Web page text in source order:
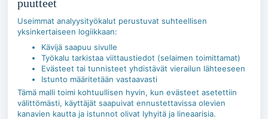
puutteet
Useimmat analyysityökalut perustuvat suhteellisen
yksinkertaiseen logiikkaan:
Kävijä saapuu sivulle
Työkalu tarkistaa viittaustiedot (selaimen toimittamat)
Evästeet tai tunnisteet yhdistävät vierailun lähteeseen
Istunto määritetään vastaavasti
Tämä malli toimi kohtuullisen hyvin, kun evästeet asetettiin
välittömästi, käyttäjät saapuivat ennustettavissa olevien
kanavien kautta ja istunnot olivat lyhyitä ja lineaarisia.